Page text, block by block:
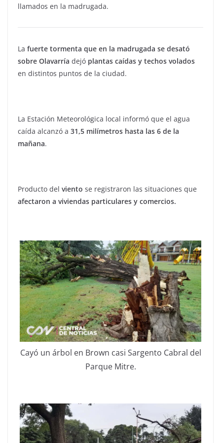
llamados en la madrugada.
La fuerte tormenta que en la madrugada se desató
sobre Olavarría dejó plantas caídas y techos volados
en distintos puntos de la ciudad.
La Estación Meteorológica local informó que el agua
caída alcanzó a 31,5 milímetros hasta las 6 de la
mañana.
Producto del viento se registraron las situaciones que
afectaron a viviendas particulares y comercios.
Cayó un árbol en Brown casi Sargento Cabral del
Parque Mitre.